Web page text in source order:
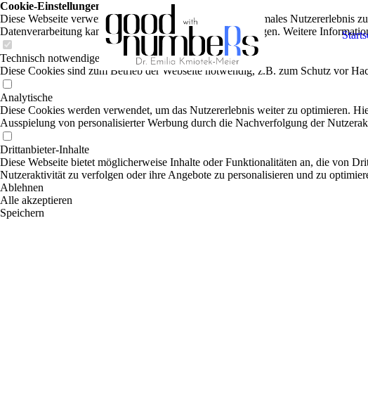
Cookie-Einstellungen
Diese Webseite verwendet Cookies, um Besuchern ein optimales Nutzererlebnis
Datenverarbeitung kann dann auch in einem Drittland erfolgen. Weitere
Technisch notwendige
Diese Cookies sind zum Betrieb der Webseite notwendig, z.B. zum Schutz vor
Analytische
Diese Cookies werden verwendet, um das Nutzererlebnis weiter zu optimieren.
Ausspielung von personalisierter Werbung durch die Nachverfolgung der
Drittanbieter-Inhalte
Diese Webseite bietet möglicherweise Inhalte oder Funktionalitäten an, die von
Nutzeraktivität zu verfolgen oder ihre Angebote zu personalisieren und zu
Ablehnen
Alle akzeptieren
Speichern